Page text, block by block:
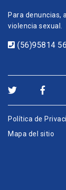
Para denuncias,
violencia sexual.
(56)95814
Política de
Mapa del sitio